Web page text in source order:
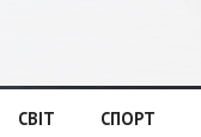
СВІТ СПОРТ